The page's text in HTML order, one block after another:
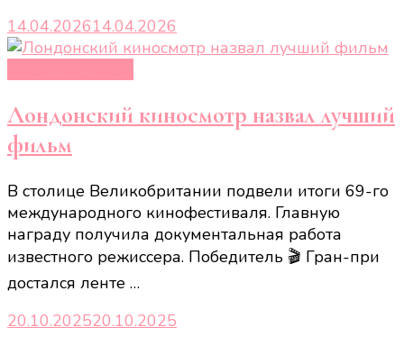
14.04.202614.04.2026
Лондонский киносмотр назвал лучший
фильм
В столице Великобритании подвели итоги 69-го
международного кинофестиваля. Главную
награду получила документальная работа
известного режиссера. Победитель 🎬 Гран-при
достался ленте …
20.10.202520.10.2025